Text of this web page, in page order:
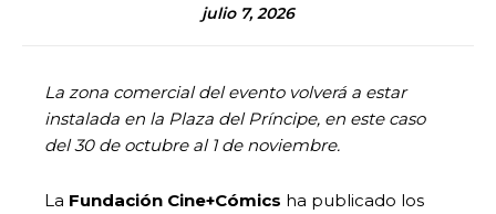
julio 7, 2026
La zona comercial del evento volverá a estar
instalada en la Plaza del Príncipe, en este caso
del 30 de octubre al 1 de noviembre.
La Fundación Cine+Cómics ha publicado los